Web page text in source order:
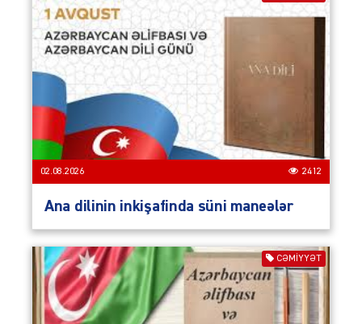
02.08.2026 2412
Ana dilinin inkişafinda süni maneələr
CƏMIYYƏT